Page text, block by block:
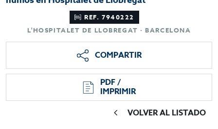
REF. 7940222
L'HOSPITALET DE LLOBREGAT · BARCELONA
COMPARTIR
PDF /
IMPRIMIR
VOLVER AL LISTADO